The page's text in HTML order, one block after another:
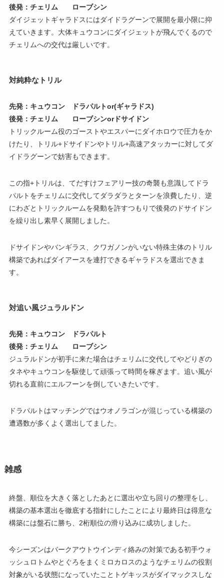
後発：チェリム ローブシン
ダイジェットギャラドスにはダイドラグーンで展開を最小限に抑
えていきます。大体キュウコンにダイジェットが飛んでくるので
チェリムへの交代は厳しいです。
対純粋なトリル
先発：キュウコン ドラパルトor(ギャラドス)
後発：チェリム ローブシンorドサイドン
トリックルーム役のゴーストやエスパーにダイホロウで圧力をか
けたり、トリル+ドサイドンやトリル+高速アタッカーに対してダ
イドラグーンで妨害もできます。
この指+トリルは、てだすけフェアリー技の奇襲も意識してドラ
パルトをチェリムに交代してダラダラとターンを浪費したり、逆
にわざとトリックルームを発動を許すつもりで後発のドサイドン
を繰り出し素早く展開しました。
ドサイドンやバンギラス、クワガノンがいない特殊主体のトリル
構築であればダイアースを連打できるギャラドスを選出できま
す。
対追い風ジュラルドン
先発：キュウコン ドラパルト
後発：チェリム ローブシン
ジュラルドンが初手に来た場合はチェリムに交代してやどりぎの
タネやキュウコンを駆使して頑張って時間を稼ぎます。追い風が
切れる直前にエルフーンを倒していきたいです。
ドラパルトはマッチングではウオノラゴンが混じっている構築の
遭遇数が多くよく選出してました。
雑感
終盤、順位を大きく落としたあとに選出や立ち回りの整理をし、
構築の基本選出を徹底する指針にしたことにより最終日は得意な
構築には盤石に勝ち、2桁順位の滑り込みに成功しました。
今シーズンはバークアウトウインディ絡みの対策である初手ウォ
ッシュロトムやとぐろをまくミロカロスのようなチェリムの役割
対象がいる状態になっていたことトゲキッスがダイマックスしな